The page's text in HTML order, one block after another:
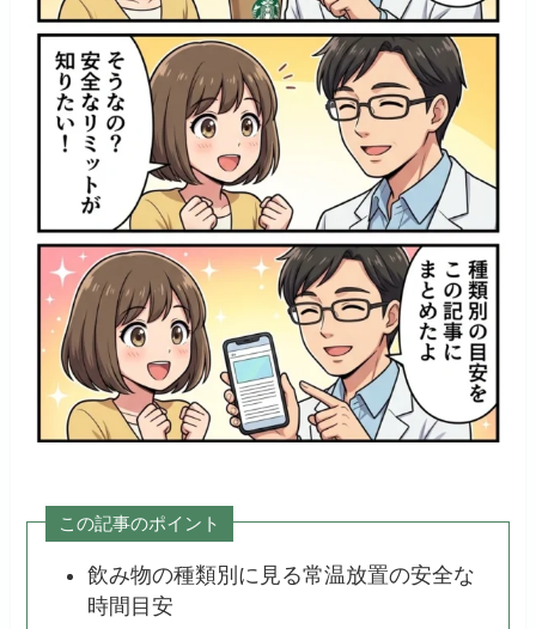
この記事のポイント
飲み物の種類別に見る常温放置の安全な
時間目安